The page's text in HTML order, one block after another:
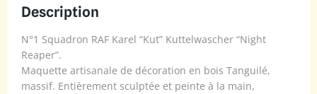
Description
N°1 Squadron RAF Karel “Kut” Kuttelwascher “Night
Reaper”.
Maquette artisanale de décoration en bois Tanguilé,
massif. Entièrement sculptée et peinte à la main,